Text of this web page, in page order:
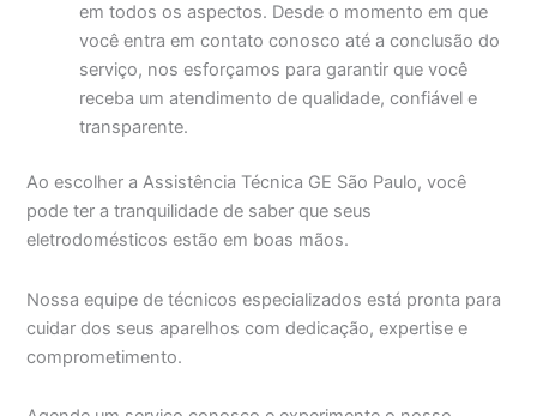
em todos os aspectos. Desde o momento em que
você entra em contato conosco até a conclusão do
serviço, nos esforçamos para garantir que você
receba um atendimento de qualidade, confiável e
transparente.
Ao escolher a Assistência Técnica GE São Paulo, você
pode ter a tranquilidade de saber que seus
eletrodomésticos estão em boas mãos.
Nossa equipe de técnicos especializados está pronta para
cuidar dos seus aparelhos com dedicação, expertise e
comprometimento.